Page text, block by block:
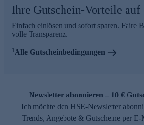
Ihre Gutschein-Vorteile
Einfach einlösen und sofort sparen. Faire
volle Transparenz.
1Alle Gutscheinbedingungen
Newsletter abonnieren – 10 €
Ich möchte den HSE-Newsletter
Trends, Angebote & Gutscheine per